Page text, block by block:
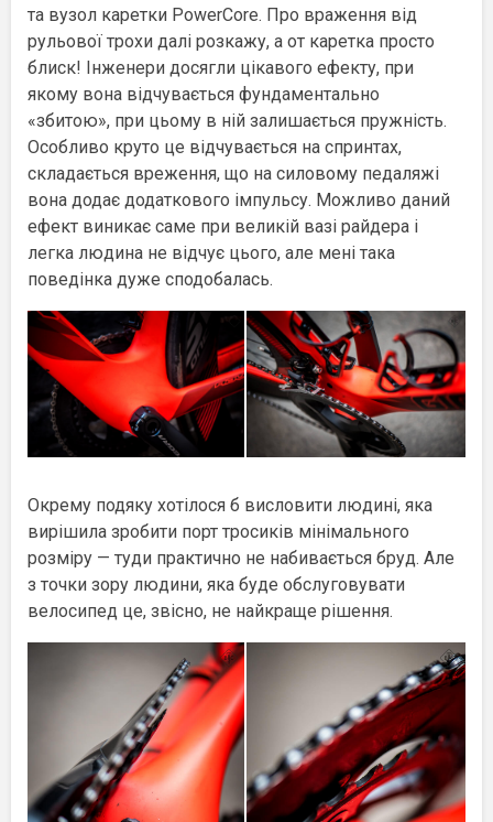
та вузол каретки PowerCore. Про враження від
рульової трохи далі розкажу, а от каретка просто
блиск! Інженери досягли цікавого ефекту, при
якому вона відчувається фундаментально
«збитою», при цьому в ній залишається пружність.
Особливо круто це відчувається на спринтах,
складається вреження, що на силовому педаляжі
вона додає додаткового імпульсу. Можливо даний
ефект виникає саме при великій вазі райдера і
легка людина не відчує цього, але мені така
поведінка дуже сподобалась.
Окрему подяку хотілося б висловити людині, яка
вирішила зробити порт тросиків мінімального
розміру — туди практично не набивається бруд. Але
з точки зору людини, яка буде обслуговувати
велосипед це, звісно, не найкраще рішення.